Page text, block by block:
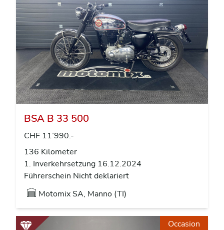
BSA B 33 500
CHF 11’990.-
136 Kilometer
1. Inverkehrsetzung 16.12.2024
Führerschein Nicht deklariert
Motomix SA, Manno (TI)
Occasion